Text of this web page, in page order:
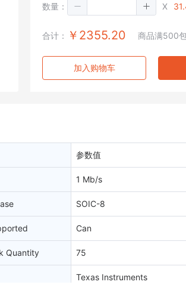
数量： X
合计： ￥2355.20 商品满500
加入购物车
参数值
1 Mb/s
SOIC-8
Can
Quantity 75
Texas Instruments